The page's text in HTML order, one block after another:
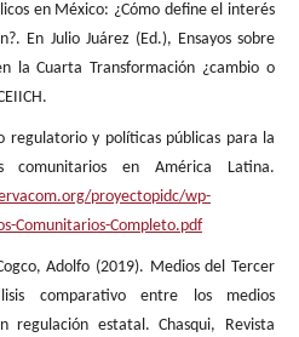
en México: ¿Cómo define el interés
En Julio Juárez (Ed.), Ensayos sobre
la Cuarta Transformación ¿cambio o
regulatorio y políticas públicas para la
comunitarios en América Latina.
proyectopidc/wp-
Comunitarios-Completo.pdf
Adolfo (2019). Medios del Tercer
comparativo entre los medios
regulación estatal. Chasqui, Revista